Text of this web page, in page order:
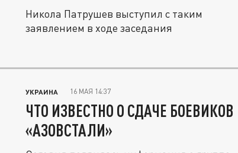
Никола Патрушев выступил с таким
заявлением в ходе заседания
УКРАИНА 16 МАЯ 14:37
ЧТО ИЗВЕСТНО О СДАЧЕ БОЕВИКОВ
«АЗОВСТАЛИ»